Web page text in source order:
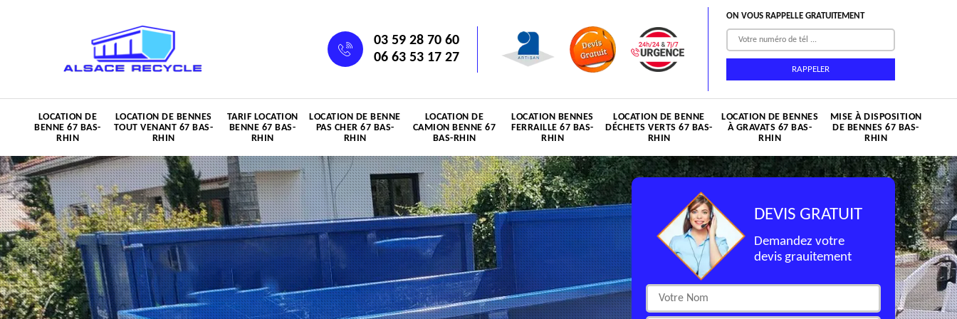
03 59 28 70 60
06 63 53 17 27
ON VOUS RAPPELLE GRATUITEMENT
LOCATION DE
BENNE 67 BAS-
RHIN
LOCATION DE BENNES
TOUT VENANT 67 BAS-
RHIN
TARIF LOCATION
BENNE 67 BAS-
RHIN
LOCATION DE BENNE
PAS CHER 67 BAS-
RHIN
LOCATION DE
CAMION BENNE 67
BAS-RHIN
LOCATION BENNES
FERRAILLE 67 BAS-
RHIN
LOCATION DE BENNE
DÉCHETS VERTS 67 BAS-
RHIN
LOCATION DE BENNES
À GRAVATS 67 BAS-
RHIN
MISE À DISPOSITION
DE BENNES 67 BAS-
RHIN
DEVIS GRATUIT
Demandez votre
devis grauitement